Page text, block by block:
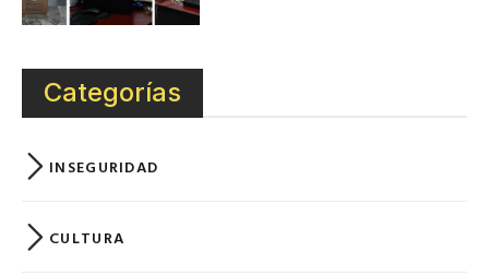
Categorías
INSEGURIDAD
CULTURA